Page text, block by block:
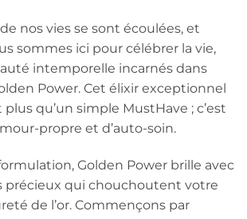
nos vies se sont écoulées, et
sommes ici pour célébrer la vie,
intemporelle incarnés dans
Power. Cet élixir exceptionnel
qu’un simple MustHave ; c’est
propre et d’auto-soin.
Golden Power brille avec
précieux qui chouchoutent votre
de l’or. Commençons par